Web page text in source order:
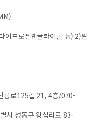
이프로필렌글라이콜 등) 2)알
릉로125길 21, 4층/070-
시 성동구 왕십리로 83-